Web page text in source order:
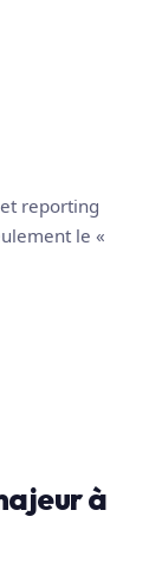
reporting
le «
à